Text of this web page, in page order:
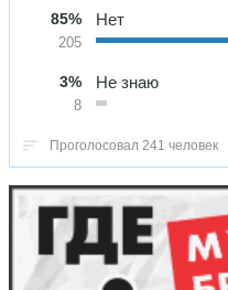
85%
205
Нет
3%
8
Не знаю
Проголосовал 241 человек